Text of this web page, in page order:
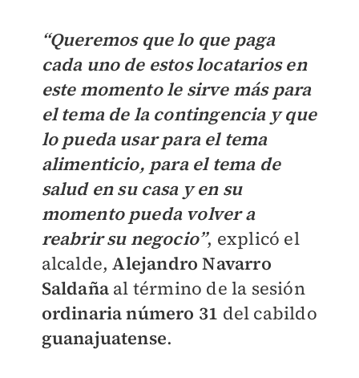
“Queremos que lo que paga
cada uno de estos locatarios en
este momento le sirve más para
el tema de la contingencia y que
lo pueda usar para el tema
alimenticio, para el tema de
salud en su casa y en su
momento pueda volver a
reabrir su negocio”, explicó el
alcalde,AlejandroNavarro
Saldañaal término de la sesión
ordinaria número 31 del cabildo
guanajuatense.